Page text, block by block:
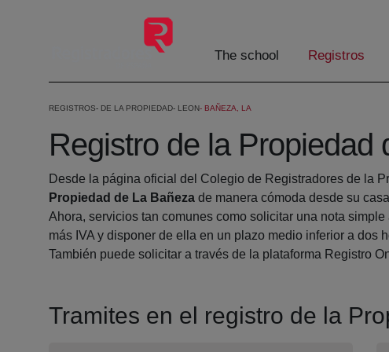
The school Registros
REGISTROS DE LA PROPIEDAD LEON BAÑEZA, LA
Registro de la Propiedad
Desde la página oficial del Colegio de Registradores de la
Propiedad de La Bañeza de manera cómoda desde su
Ahora, servicios tan comunes como solicitar una nota simple
más IVA y disponer de ella en un plazo medio inferior a dos
También puede solicitar a través de la plataforma Registro
Tramites en el registro de la